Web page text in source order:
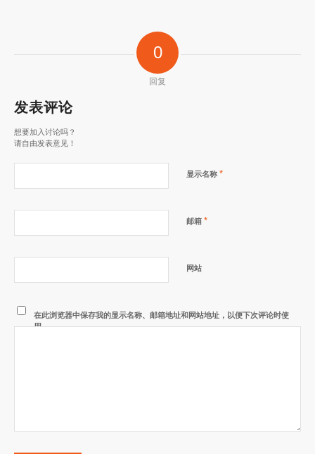
0
回复
发表评论
想要加入讨论吗？
请自由发表意见！
显示名称 *
邮箱 *
网站
在此浏览器中保存我的显示名称、邮箱地址和网站地址，以便下次评论时使
用。